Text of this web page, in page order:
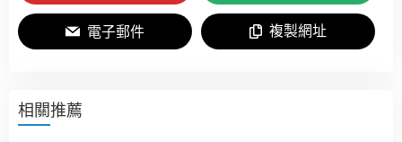
電子郵件 複製網址
相關推薦